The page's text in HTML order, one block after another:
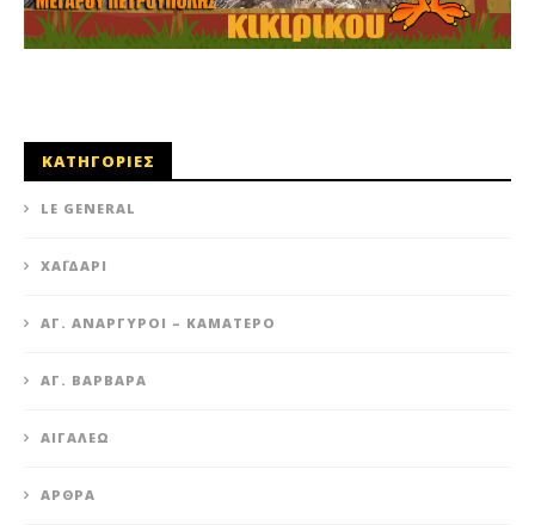
ΚΑΤΗΓΟΡΙΕΣ
LE GENERAL
XΑΪΔΆΡΙ
ΆΓ. ΑΝΆΡΓΥΡΟΙ – KΑΜΑΤΕΡΌ
ΑΓ. ΒΑΡΒΆΡΑ
ΑΙΓΆΛΕΩ
ΆΡΘΡΑ